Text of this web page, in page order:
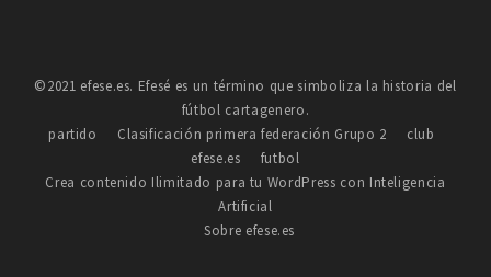
©2021 efese.es. Efesé es un término que simboliza la historia del
fútbol cartagenero.
partido
Clasificación primera federación Grupo 2
club
efese.es
futbol
Crea contenido Ilimitado para tu WordPress con Inteligencia
Artificial
Sobre efese.es